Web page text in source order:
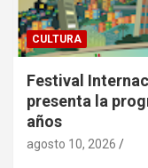
CULTURA
Festival
presenta la
años
agosto 10, 2026